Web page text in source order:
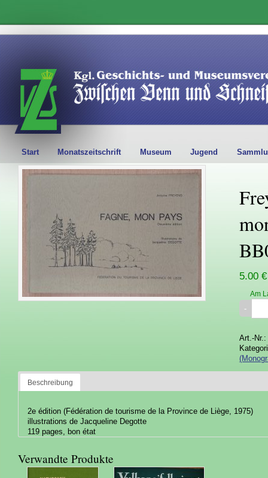
Start Monatszeitschrift Museum Jugend
5.00 €
Am
Art.-Nr.:
Beschreibung
2e édition (Fédération de tourisme de la Province de Liège, 1975)
illustrations de Jacqueline Degotte
119 pages, bon état
Verwandte Produkte